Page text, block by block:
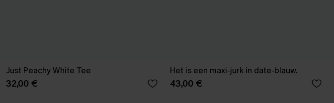
Just Peachy White Tee
32,00 €
Het is een maxi-jurk in date-blauw.
43,00 €